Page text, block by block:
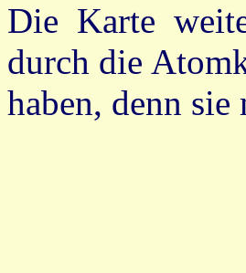
Die Karte
durch die
haben, denn sie